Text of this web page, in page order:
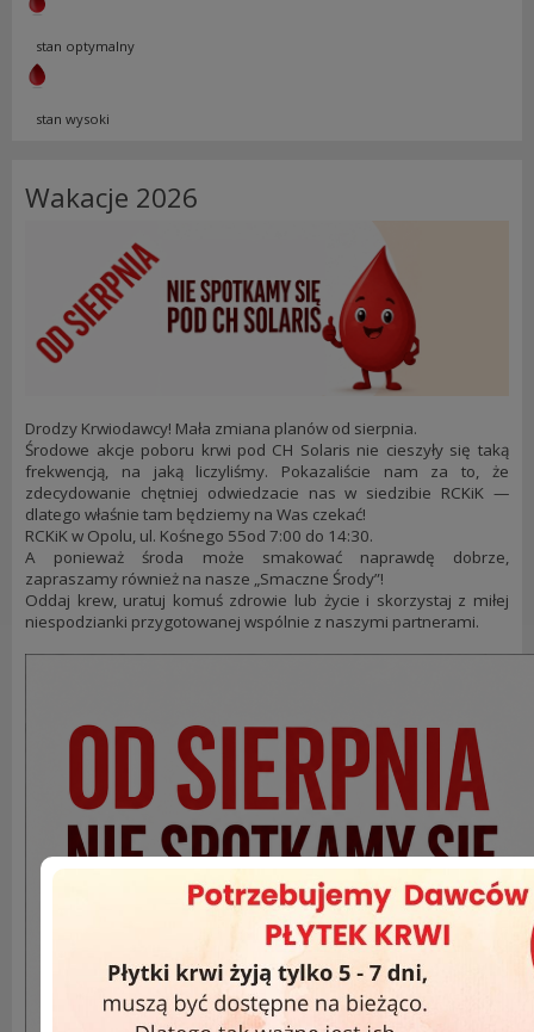
stan optymalny
stan wysoki
Wakacje 2026
Drodzy Krwiodawcy! Mała zmiana planów od sierpnia.
Środowe akcje poboru krwi pod CH Solaris nie cieszyły się taką
frekwencją, na jaką liczyliśmy. Pokazaliście nam za to, że
zdecydowanie chętniej odwiedzacie nas w siedzibie RCKiK —
dlatego właśnie tam będziemy na Was czekać!
RCKiK w Opolu, ul. Kośnego 55od 7:00 do 14:30.
A ponieważ środa może smakować naprawdę dobrze,
zapraszamy również na nasze „Smaczne Środy”!
Oddaj krew, uratuj komuś zdrowie lub życie i skorzystaj z miłej
niespodzianki przygotowanej wspólnie z naszymi partnerami.